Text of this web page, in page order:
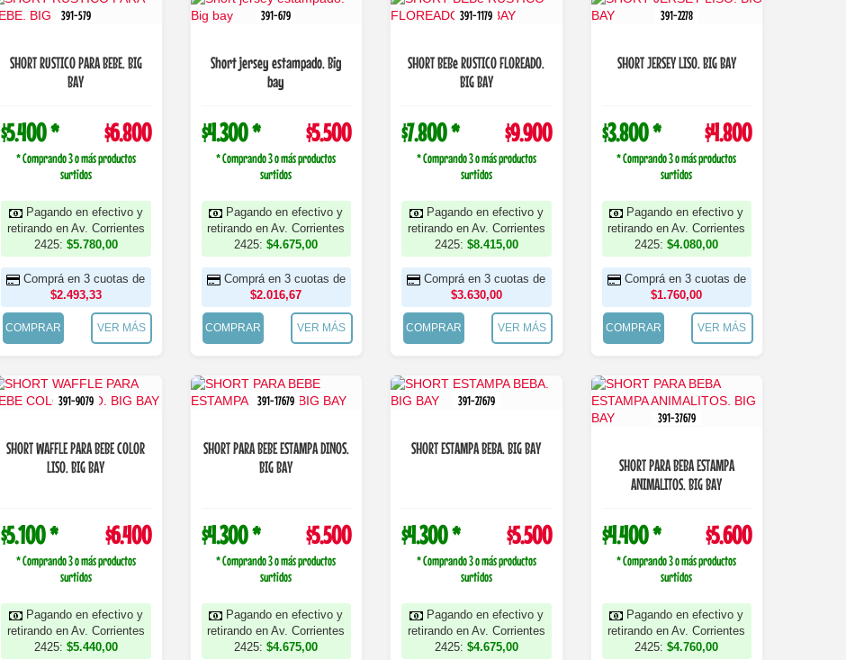
391-579
SHORT RUSTICO PARA BEBE. BIG
BAY
$5.400 * $6.800
* Comprando 3 o más productos
surtidos
Pagando en efectivo y
retirando en Av. Corrientes
2425: $5.780,00
Comprá en 3 cuotas de
$2.493,33
COMPRAR VER MÁS
391-679
Short jersey estampado. Big
bay
$4.300 * $5.500
* Comprando 3 o más productos
surtidos
Pagando en efectivo y
retirando en Av. Corrientes
2425:$4.675,00
Comprá en 3 cuotas de
$2.016,67
COMPRAR VER MÁS
391-1179
SHORT BEBe RUSTICO FLOREADO.
BIG BAY
$7.800 * $9.900
* Comprando 3 o más productos
surtidos
Pagando en efectivo y
retirando en Av. Corrientes
2425: $8.415,00
Comprá en 3 cuotas de
$3.630,00
COMPRAR VER MÁS
391-2278
SHORT JERSEY LISO. BIG BAY
$3.800 * $4.800
* Comprando 3 o más productos
surtidos
Pagando en efectivo y
retirando en Av. Corrientes
2425:$4.080,00
Comprá en 3 cuotas de
$1.760,00
COMPRAR VER MÁS
391-9079
SHORT WAFFLE PARA BEBE COLOR
LISO. BIG BAY
$5.100 * $6.400
* Comprando 3 o más productos
surtidos
Pagando en efectivo y
retirando en Av. Corrientes
2425: $5.440,00
391-17679
SHORT PARA BEBE ESTAMPA DINOS.
BIG BAY
$4.300 * $5.500
* Comprando 3 o más productos
surtidos
Pagando en efectivo y
retirando en Av. Corrientes
2425:$4.675,00
391-27679
SHORT ESTAMPA BEBA. BIG BAY
$4.300 * $5.500
* Comprando 3 o más productos
surtidos
Pagando en efectivo y
retirando en Av. Corrientes
2425: $4.675,00
391-37679
SHORT PARA BEBA ESTAMPA
ANIMALITOS. BIG BAY
$4.400 * $5.600
* Comprando 3 o más productos
surtidos
Pagando en efectivo y
retirando en Av. Corrientes
2425:$4.760,00